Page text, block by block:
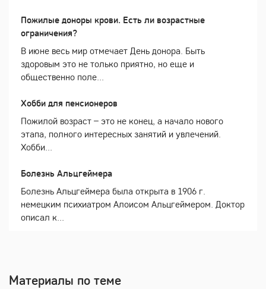
Пожилые доноры крови. Есть ли возрастные
ограничения?
В июне весь мир отмечает День донора. Быть
здоровым это не только приятно, но еще и
общественно поле...
Хобби для пенсионеров
Пожилой возраст – это не конец, а начало нового
этапа, полного интересных занятий и увлечений.
Хобби...
Болезнь Альцгеймера
Болезнь Альцгеймера была открыта в 1906 г.
немецким психиатром Алоисом Альцгеймером. Доктор
описал к...
Материалы по теме